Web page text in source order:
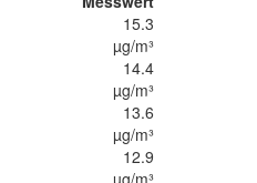
15.3
µg/m³
14.4
µg/m³
13.6
µg/m³
12.9
µg/m³